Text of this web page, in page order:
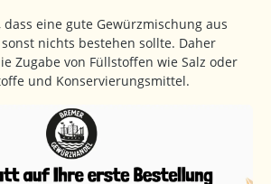
eine gute Gewürzmischung aus
nichts bestehen sollte. Daher
Zugabe von Füllstoffen wie Salz oder
und Konservierungsmittel.